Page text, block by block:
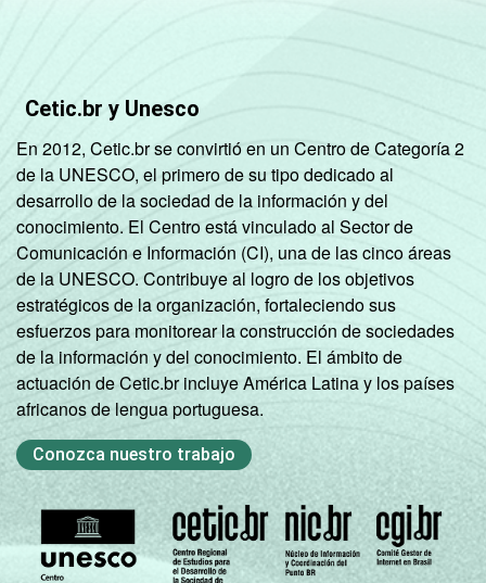
Cetic.br y Unesco
En 2012, Cetic.br se convirtió en un Centro de Categoría 2
de la UNESCO, el primero de su tipo dedicado al
desarrollo de la sociedad de la información y del
conocimiento. El Centro está vinculado al Sector de
Comunicación e Información (CI), una de las cinco áreas
de la UNESCO. Contribuye al logro de los objetivos
estratégicos de la organización, fortaleciendo sus
esfuerzos para monitorear la construcción de sociedades
de la información y del conocimiento. El ámbito de
actuación de Cetic.br incluye América Latina y los países
africanos de lengua portuguesa.
Conozca nuestro trabajo